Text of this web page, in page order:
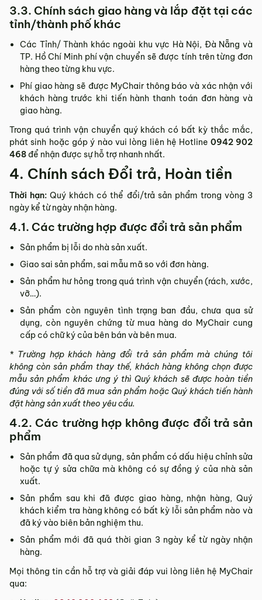
3.3. Chính sách giao hàng và lắp đặt tại các
tỉnh/thành phố khác
Các Tỉnh/ Thành khác ngoài khu vực Hà Nội, Đà Nẵng và
TP. Hồ Chí Minh phí vận chuyển sẽ được tính trên từng đơn
hàng theo từng khu vực.
Phí giao hàng sẽ được MyChair thông báo và xác nhận với
khách hàng trước khi tiến hành thanh toán đơn hàng và
giao hàng.
Trong quá trình vận chuyển quý khách có bất kỳ thắc mắc,
phát sinh hoặc góp ý nào vui lòng liên hệ Hotline 0942 902
468 để nhận được sự hỗ trợ nhanh nhất.
4. Chính sách Đổi trả, Hoàn tiền
Thời hạn: Quý khách có thể đổi/trả sản phẩm trong vòng 3
ngày kể từ ngày nhận hàng.
4.1. Các trường hợp được đổi trả sản phẩm
Sản phẩm bị lỗi do nhà sản xuất.
Giao sai sản phẩm, sai mẫu mã so với đơn hàng.
Sản phẩm hư hỏng trong quá trình vận chuyển (rách, xước,
vỡ…).
Sản phẩm còn nguyên tình trạng ban đầu, chưa qua sử
dụng, còn nguyên chứng từ mua hàng do MyChair cung
cấp có chữ ký của bên bán và bên mua.
* Trường hợp khách hàng đổi trả sản phẩm mà chúng tôi
không còn sản phẩm thay thế, khách hàng không chọn được
mẫu sản phẩm khác ưng ý thì Quý khách sẽ được hoàn tiền
đúng với số tiền đã mua sản phẩm hoặc Quý khách tiến hành
đặt hàng sản xuất theo yêu cầu.
4.2. Các trường hợp không được đổi trả sản
phẩm
Sản phẩm đã qua sử dụng, sản phẩm có dấu hiệu chỉnh sửa
hoặc tự ý sửa chữa mà không có sự đồng ý của nhà sản
xuất.
Sản phẩm sau khi đã được giao hàng, nhận hàng, Quý
khách kiểm tra hàng không có bất kỳ lỗi sản phẩm nào và
đã ký vào biên bản nghiệm thu.
Sản phẩm mới đã quá thời gian 3 ngày kể từ ngày nhận
hàng.
Mọi thông tin cần hỗ trợ và giải đáp vui lòng liên hệ MyChair
qua: